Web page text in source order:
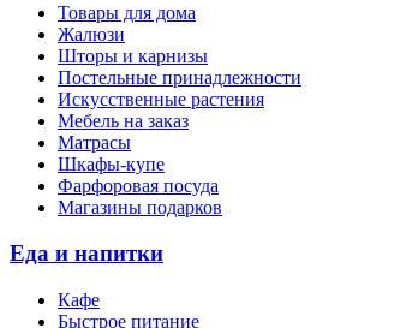
Товары для дома
Жалюзи
Шторы и карнизы
Постельные принадлежности
Искусственные растения
Мебель на заказ
Матрасы
Шкафы-купе
Фарфоровая посуда
Магазины подарков
Еда и напитки
Кафе
Быстрое питание